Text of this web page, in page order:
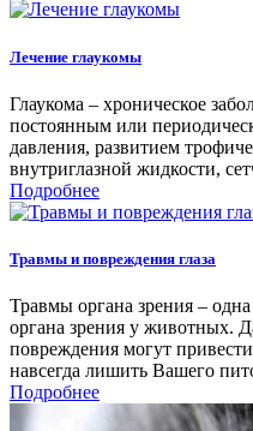
Лечение глаукомы
Глаукома – хроническое
постоянным или
давления, развитием
внутриглазной жидкости,
Подробнее
Травмы и повреждения глаза
Травмы органа зрения –
органа зрения у животных.
повреждения могут
навсегда лишить Вашего
Подробнее